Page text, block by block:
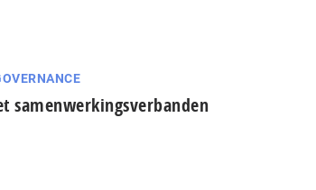
samenwerkingsverbanden